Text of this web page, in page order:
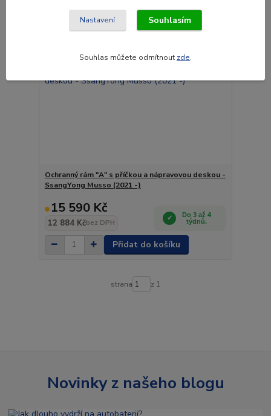
Ochranný rám "A" s příčkou a nápravovou deskou -
SsangYong Musso (2021 -)
15 590 Kč
12 884 Kčbez DPH
Do 3 až 4
týdnů.
Přidat do košíku
strana z 1
Novinky z našeho blogu
Nastavení Souhlasím
Souhlas můžete odmítnout zde.